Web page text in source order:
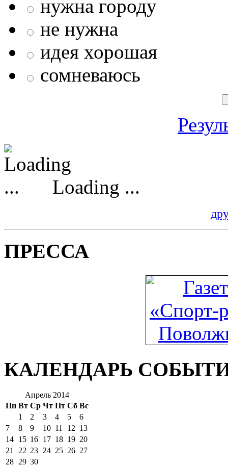
нужна городу
не нужна
идея хорошая
сомневаюсь
Loading ...
ПРЕССА
КАЛЕНДАРЬ
Апрель 2014
Пн Вт Ср Чт Пт Сб Вс
1 2 3 4 5
6
7
8 9 10 11 12 13
14 15 16 17 18 19 20
21 22 23 24 25 26 27
28 29 30